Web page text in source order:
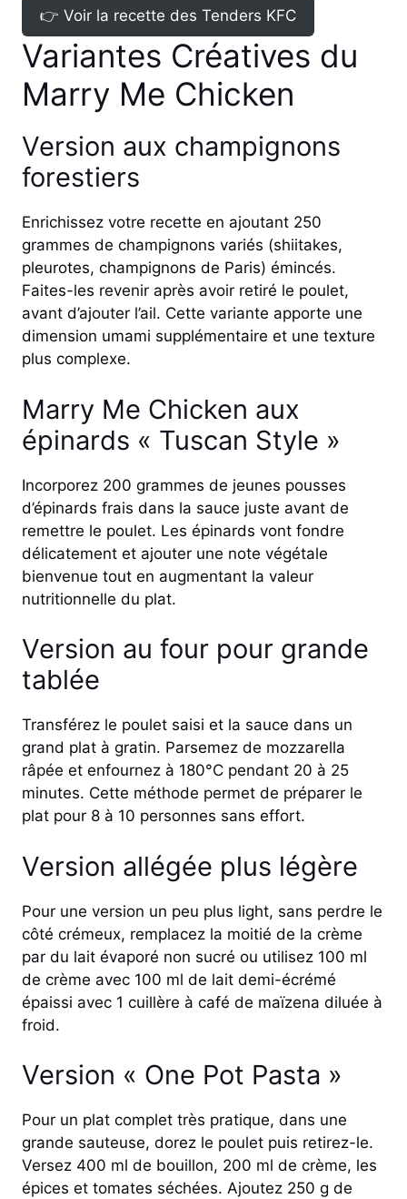
👉 Voir la recette des Tenders KFC
Variantes Créatives du
Marry Me Chicken
Version aux champignons
forestiers
Enrichissez votre recette en ajoutant 250
grammes de champignons variés (shiitakes,
pleurotes, champignons de Paris) émincés.
Faites-les revenir après avoir retiré le poulet,
avant d’ajouter l’ail. Cette variante apporte une
dimension umami supplémentaire et une texture
plus complexe.
Marry Me Chicken aux
épinards « Tuscan Style »
Incorporez 200 grammes de jeunes pousses
d’épinards frais dans la sauce juste avant de
remettre le poulet. Les épinards vont fondre
délicatement et ajouter une note végétale
bienvenue tout en augmentant la valeur
nutritionnelle du plat.
Version au four pour grande
tablée
Transférez le poulet saisi et la sauce dans un
grand plat à gratin. Parsemez de mozzarella
râpée et enfournez à 180°C pendant 20 à 25
minutes. Cette méthode permet de préparer le
plat pour 8 à 10 personnes sans effort.
Version allégée plus légère
Pour une version un peu plus light, sans perdre le
côté crémeux, remplacez la moitié de la crème
par du lait évaporé non sucré ou utilisez 100 ml
de crème avec 100 ml de lait demi-écrémé
épaissi avec 1 cuillère à café de maïzena diluée à
froid.
Version « One Pot Pasta »
Pour un plat complet très pratique, dans une
grande sauteuse, dorez le poulet puis retirez-le.
Versez 400 ml de bouillon, 200 ml de crème, les
épices et tomates séchées. Ajoutez 250 g de